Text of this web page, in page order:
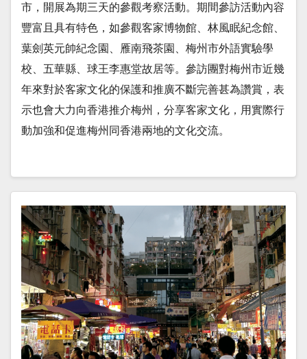
市，開展為期三天的參觀考察活動。期間參訪活動內容
豐富且具有特色，如參觀客家博物館、林風眠紀念館、
葉劍英元帥紀念園、雁南飛茶園、梅州市外語實驗學
校、五華縣、球王李惠堂故居等。參訪團對梅州市近幾
年來對於客家文化的保護和推廣不斷完善甚為讚賞，表
示也會大力向香港推介梅州，分享客家文化，用實際行
動加強和促進梅州同香港兩地的文化交流。